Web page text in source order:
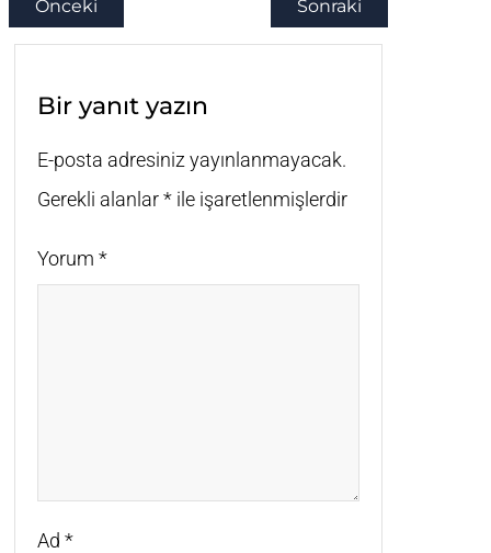
Önceki Sonraki
Bir yanıt yazın
E-posta adresiniz yayınlanmayacak.
Gerekli alanlar* ile işaretlenmişlerdir
Yorum *
Ad *